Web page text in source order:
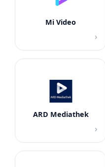
Mi Video
›
ARD Mediathek
›